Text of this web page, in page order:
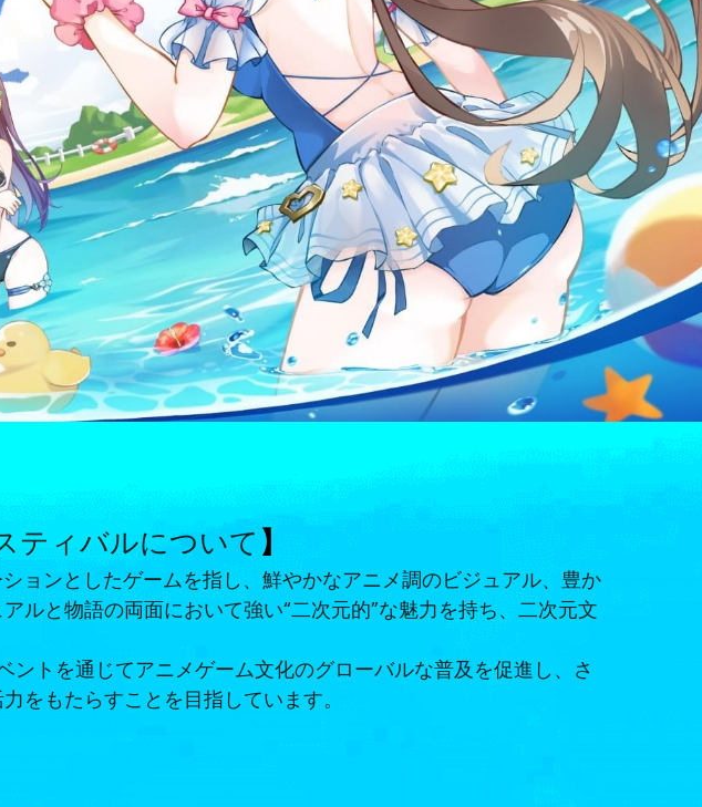
ティバルについて】
ョンとしたゲームを指し、鮮やかなアニメ調のビジュアル、豊か
ルと物語の両面において強い“二次元的”な魅力を持ち、二次元文
トを通じてアニメゲーム文化のグローバルな普及を促進し、さ
をもたらすことを目指しています。